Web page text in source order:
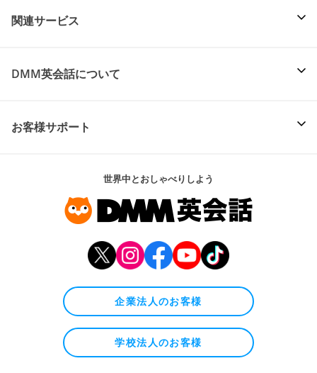
関連サービス
DMM英会話について
お客様サポート
世界中とおしゃべりしよう
企業法人のお客様
学校法人のお客様